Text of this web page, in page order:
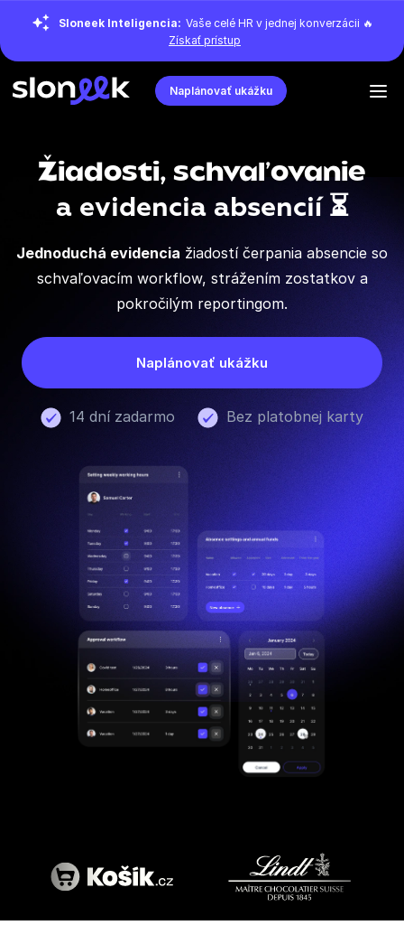
Sloneek Inteligencia: Vaše celé HR v jednej konverzácii 🔥
Získať prístup
Naplánovať ukážku
Žiadosti, schvaľovanie
a evidencia absencií ⏳
Jednoduchá evidencia žiadostí čerpania absencie so
schvaľovacím workflow, strážením zostatkov a
pokročilým reportingom.
Naplánovať ukážku
14 dní zadarmo Bez platobnej karty